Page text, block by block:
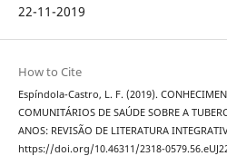
22-11-2019
How to Cite
Espíndola-Castro, L. F. (2019).
COMUNITÁRIOS DE SAÚDE SOBRE A
ANOS: REVISÃO DE LITERATURA
https://doi.org/10.46311/2318-